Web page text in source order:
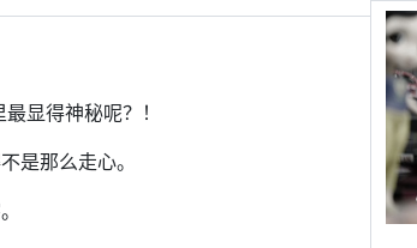
显得神秘呢？！
是那么走心。